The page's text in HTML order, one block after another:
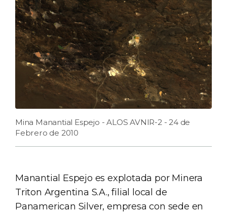
Mina Manantial Espejo - ALOS AVNIR-2 - 24 de
Febrero de 2010
Manantial Espejo es explotada por Minera
Triton Argentina S.A., filial local de
Panamerican Silver, empresa con sede en